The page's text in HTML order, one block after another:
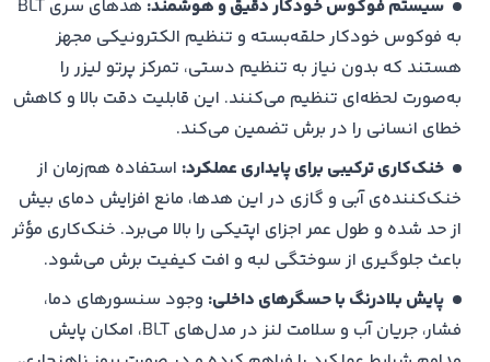
طول سال با اعتماد به کیفیت و خدمات روتک، از محصولات ما
از جمله هد برش لیزر فایبر BOCI استفاده می‌کنند این اعتماد
گسترده، نشان‌دهنده‌ی عملکرد موفق، پشتیبانی تخصصی و
رضایت بالا از محصولات پیشرفته‌ی ما در صنایع فلزکاری کشور
است
معرفی مدل‌های هد برش لیزر فایبر BOCI
هد برش لیزر فایبر BOCI مدل BLT421S
هد قدرتمند برای برش‌های سنگین و با توان بالا پشتیبانی از
توان تا ۶ کیلووات و مناسب برای صفحات ضخیم و کاربردهای
تولید انبوه این مدل دارای سیستم خنک‌کننده آبی پیشرفته
و محافظ لنز برای عملکرد مداوم در محیط‌های سخت صنعتی
سیستم فوکوس خودکار دقیق و هوشمند:
هدهای سری BLT
به فوکوس خودکار حلقه‌بسته و تنظیم الکترونیکی مجهز
هستند که بدون نیاز به تنظیم دستی، تمرکز پرتو لیزر را
به‌صورت لحظه‌ای تنظیم می‌کنند. این قابلیت دقت بالا و کاهش
خطای انسانی را در برش تضمین می‌کند.
خنک‌کاری ترکیبی برای پایداری عملکرد: استفاده هم‌زمان از
خنک‌کننده‌ی آبی و گازی در این هدها، مانع افزایش دمای بیش
از حد شده و طول عمر اجزای اپتیکی را بالا می‌برد. خنک‌کاری مؤثر
باعث جلوگیری از سوختگی لبه و افت کیفیت برش می‌شود.
پایش بلادرنگ با حسگرهای داخلی: وجود سنسورهای دما،
فشار، جریان آب و سلامت لنز در مدل‌های BLT، امکان پایش